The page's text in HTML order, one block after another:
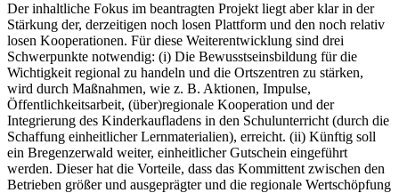
Der inhaltliche Fokus im beantragten Projekt liegt aber klar in der
Stärkung der, derzeitigen noch losen Plattform und den noch relativ
losen Kooperationen. Für diese Weiterentwicklung sind drei
Schwerpunkte notwendig: (i) Die Bewusstseinsbildung für die
Wichtigkeit regional zu handeln und die Ortszentren zu stärken,
wird durch Maßnahmen, wie z. B. Aktionen, Impulse,
Öffentlichkeitsarbeit, (über)regionale Kooperation und der
Integrierung des Kinderkaufladens in den Schulunterricht (durch die
Schaffung einheitlicher Lernmaterialien), erreicht. (ii) Künftig soll
ein Bregenzerwald weiter, einheitlicher Gutschein eingeführt
werden. Dieser hat die Vorteile, dass das Kommittent zwischen den
Betrieben größer und ausgeprägter und die regionale Wertschöpfung